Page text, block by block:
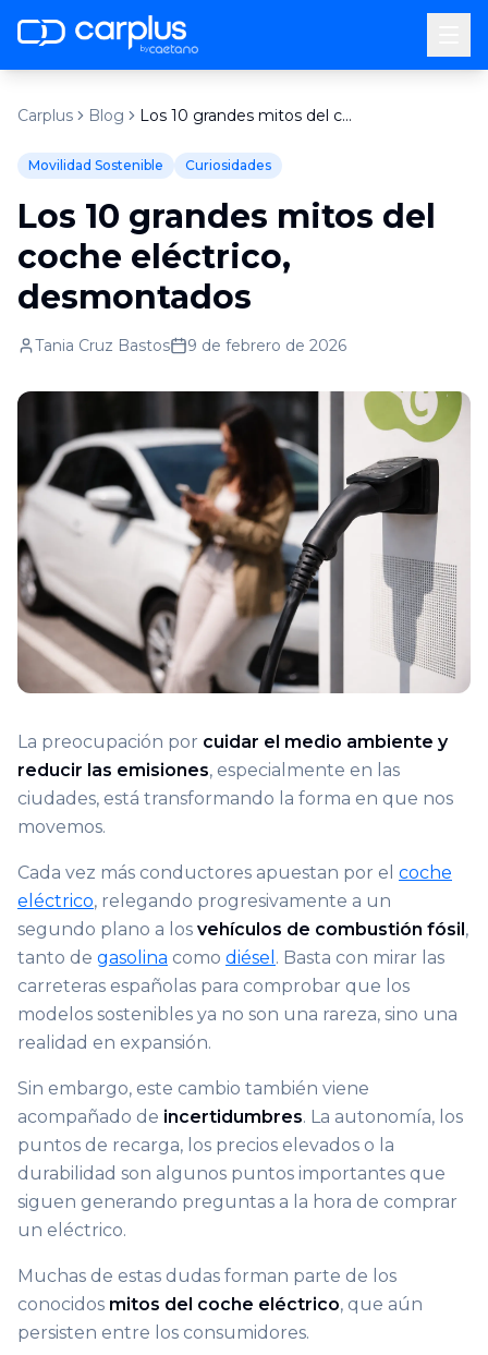
by
Carplus Blog Los 10 grandes mitos del coche eléctrico, desmontados
Movilidad Sostenible Curiosidades
Los 10 grandes mitos del
coche eléctrico,
desmontados
Tania Cruz Bastos 9 de febrero de 2026
La preocupación por cuidar el medio ambiente y
reducir las emisiones, especialmente en las
ciudades, está transformando la forma en que nos
movemos.
Cada vez más conductores apuestan por el coche
eléctrico, relegando progresivamente a un
segundo plano a los vehículos de combustión fósil ,
tanto de gasolina como diésel . Basta con mirar las
carreteras españolas para comprobar que los
modelos sostenibles ya no son una rareza, sino una
realidad en expansión.
Sin embargo, este cambio también viene
acompañado de incertidumbres. La autonomía, los
puntos de recarga, los precios elevados o la
durabilidad son algunos puntos importantes que
siguen generando preguntas a la hora de comprar
un eléctrico.
Muchas de estas dudas forman parte de los
conocidos mitos del coche eléctrico, que aún
persisten entre los consumidores.